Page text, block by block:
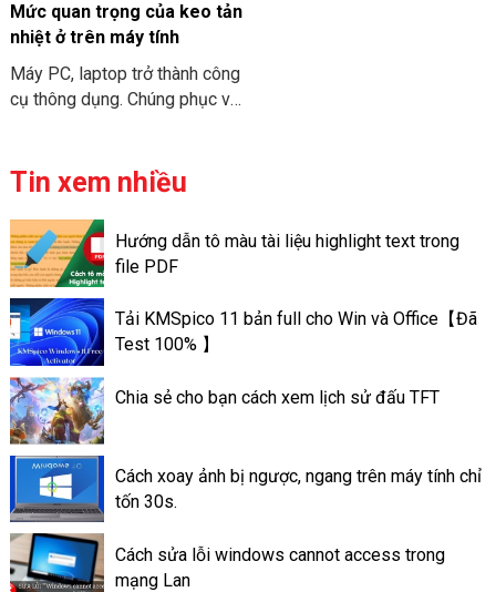
Mức quan trọng của keo tản
nhiệt ở trên máy tính
Máy PC, laptop trở thành công
cụ thông dụng. Chúng phục vụ
tính đươc đảm bảo. Bạn cần
định kỳ. Việc tra keo tản nhiệt
trên máy tính có thể giúp máy
tính có thể đạt được hiệu suất
tốt. Và có hoạt động ổn định
tốt hơn. Sau đây là thông tin về
mức quan trọng của keo tản
nhiệt ở trên máy tính.
Tin xem nhiều
Hướng dẫn tô màu tài liệu highlight text trong
file PDF
Tải KMSpico 11 bản full cho Win và Office【Đã
Test 100% 】
Chia sẻ cho bạn cách xem lịch sử đấu TFT
Cách xoay ảnh bị ngược, ngang trên máy tính chỉ
tốn 30s.
Cách sửa lỗi windows cannot access trong
mạng Lan